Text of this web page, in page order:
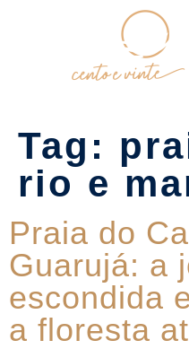
Tag:
rio e
Praia do
Guarujá: a
escondida
a floresta